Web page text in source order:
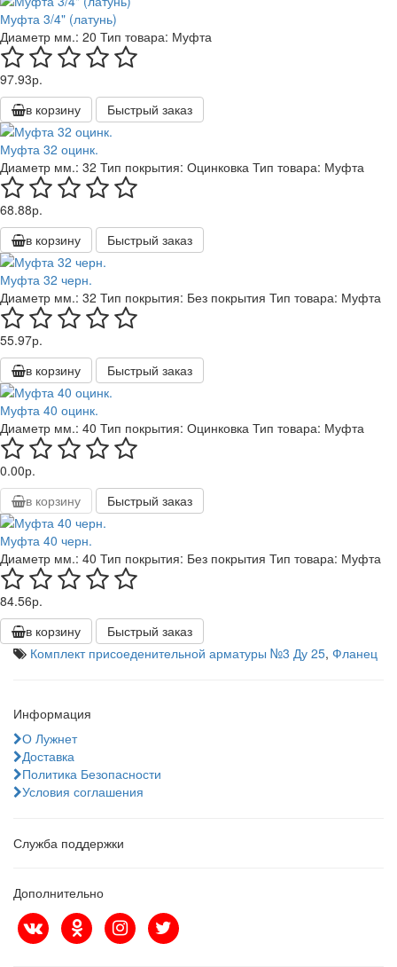
Муфта 3/4" (латунь)
Диаметр мм.: 20 Тип товара: Муфта
97.93р.
в корзину
Быстрый заказ
Муфта 32 оцинк.
Диаметр мм.: 32 Тип покрытия: Оцинковка Тип товара: Муфта
68.88р.
в корзину
Быстрый заказ
Муфта 32 черн.
Диаметр мм.: 32 Тип покрытия: Без покрытия Тип товара: Муфта
55.97р.
в корзину
Быстрый заказ
Муфта 40 оцинк.
Диаметр мм.: 40 Тип покрытия: Оцинковка Тип товара: Муфта
0.00р.
в корзину
Быстрый заказ
Муфта 40 черн.
Диаметр мм.: 40 Тип покрытия: Без покрытия Тип товара: Муфта
84.56р.
в корзину
Быстрый заказ
Комплект присоеденительной арматуры №3 Ду 25, Фланец
Информация
О Лужнет
Доставка
Политика Безопасности
Условия соглашения
Служба поддержки
Дополнительно